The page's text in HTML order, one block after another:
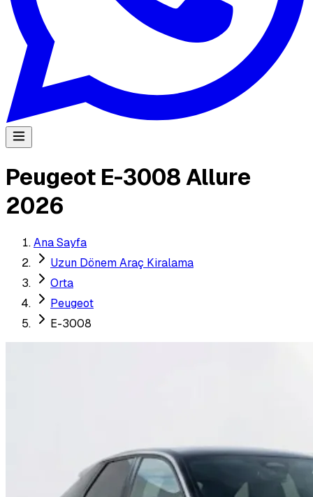
Peugeot E-3008 Allure
2026
Ana Sayfa
Uzun Dönem Araç Kiralama
Orta
Peugeot
E-3008